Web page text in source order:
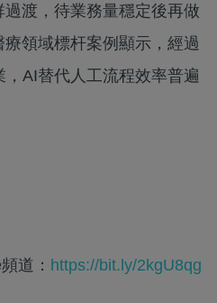
渡，待業務量穩定後再做
領域標杆案例顯示，經過
AI替代人工流程效率普遍
道： https://bit.ly/2kgU8qg